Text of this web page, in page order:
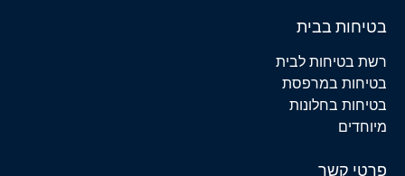
בטיחות בבית
רשת בטיחות לבית
בטיחות במרפסת
בטיחות בחלונות
מיוחדים
פרטי קשר